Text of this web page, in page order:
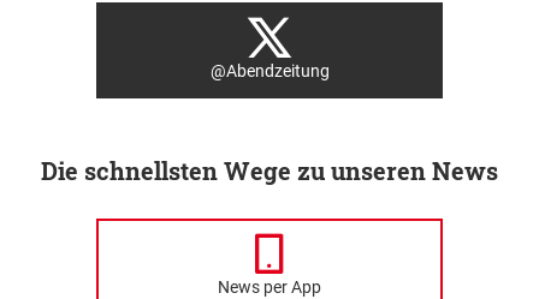
@Abendzeitung
Die schnellsten Wege zu unseren News
News per App